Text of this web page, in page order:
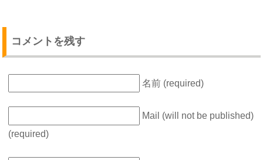
コメントを残す
名前 (required)
Mail (will not be published)
(required)